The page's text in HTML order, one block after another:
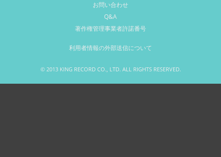
お問い合わせ
Q&A
著作権管理事業者許諾番号
利用者情報の外部送信について
© 2013 KING RECORD CO., LTD. ALL RIGHTS RESERVED.